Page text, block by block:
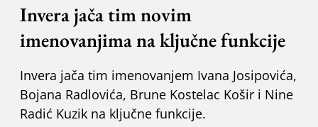
Invera jača tim novim
imenovanjima na ključne funkcije
Invera jača tim imenovanjem Ivana Josipovića,
Bojana Radlovića, Brune Kostelac Košir i Nine
Radić Kuzik na ključne funkcije.